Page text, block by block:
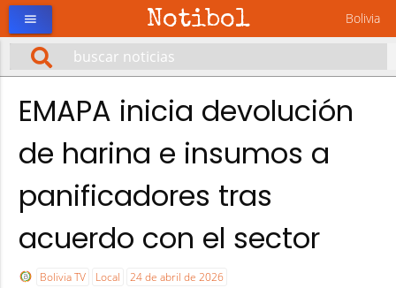
Notibol Bolivia
menu
EMAPA inicia devolución
de harina e insumos a
panificadores tras
acuerdo con el sector
Bolivia TV Local 24 de abril de 2026